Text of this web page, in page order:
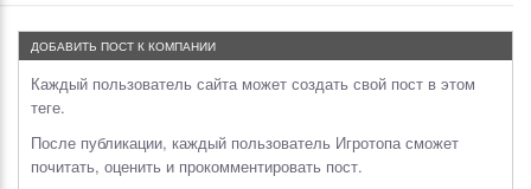
ДОБАВИТЬ ПОСТ К КОМПАНИИ
Каждый пользователь сайта может создать свой пост в этом
теге.
После публикации, каждый пользователь Игротопа сможет
почитать, оценить и прокомментировать пост.